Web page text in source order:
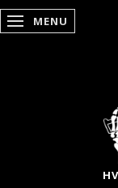
SKIFTE
MENU